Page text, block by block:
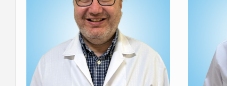
Hemşirelik Hizmetleri
Müdürlüğü
Kalite Yönetimi
İşyeri Sağlık ve
GETAT BİRİMİ
Tıbbi Estetik ve